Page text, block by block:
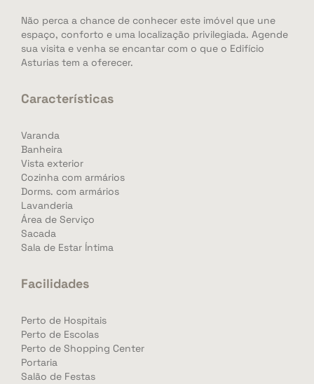
Não perca a chance de conhecer este imóvel que une
espaço, conforto e uma localização privilegiada. Agende
sua visita e venha se encantar com o que o Edifício
Asturias tem a oferecer.
Características
Varanda
Banheira
Vista exterior
Cozinha com armários
Dorms. com armários
Lavanderia
Área de Serviço
Sacada
Sala de Estar Íntima
Facilidades
Perto de Hospitais
Perto de Escolas
Perto de Shopping Center
Portaria
Salão de Festas